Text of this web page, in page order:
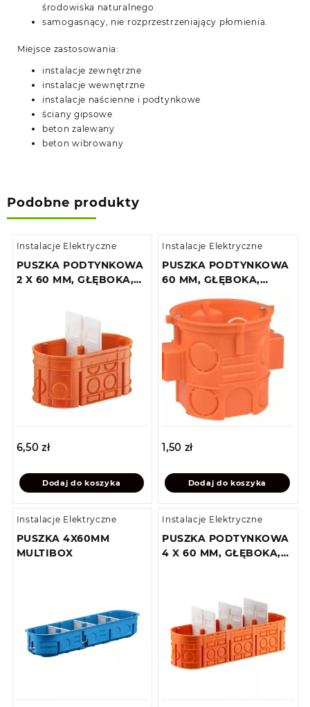
środowiska naturalnego
samogasnący, nie rozprzestrzeniający płomienia.
Miejsce zastosowania:
instalacje zewnętrzne
instalacje wewnętrzne
instalacje naścienne i podtynkowe
ściany gipsowe
beton zalewany
beton wibrowany
Podobne produkty
Instalacje Elektryczne
PUSZKA PODTYNKOWA
2 X 60 MM, GŁĘBOKA,
6,50 zł
Dodaj do koszyka
Instalacje Elektryczne
PUSZKA PODTYNKOWA
60 MM, GŁĘBOKA,
1,50 zł
Dodaj do koszyka
Instalacje Elektryczne
PUSZKA 4X60MM
MULTIBOX
Instalacje Elektryczne
PUSZKA PODTYNKOWA
4 X 60 MM, GŁĘBOKA,